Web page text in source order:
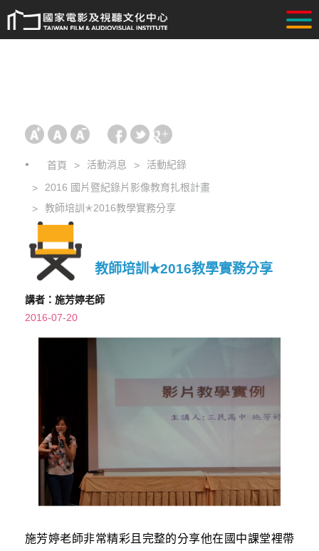
首頁 活動消息
活動紀錄
2016 國片暨紀錄片影像教育扎根計畫
教師培訓✭2016教學實務分享
教師培訓✭2016教學實務分享
講者：施芳婷老師
2016-07-20
施芳婷老師非常精彩且完整的分享他在國中課堂裡帶